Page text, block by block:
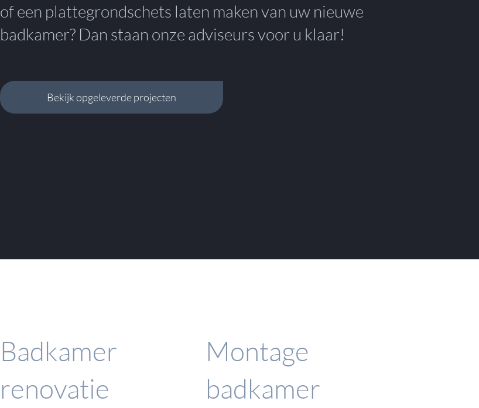
of een plattegrondschets laten maken van uw nieuwe
badkamer? Dan staan onze adviseurs voor u klaar!
Bekijk opgeleverde projecten
Badkamer
renovatie
Montage
badkamer